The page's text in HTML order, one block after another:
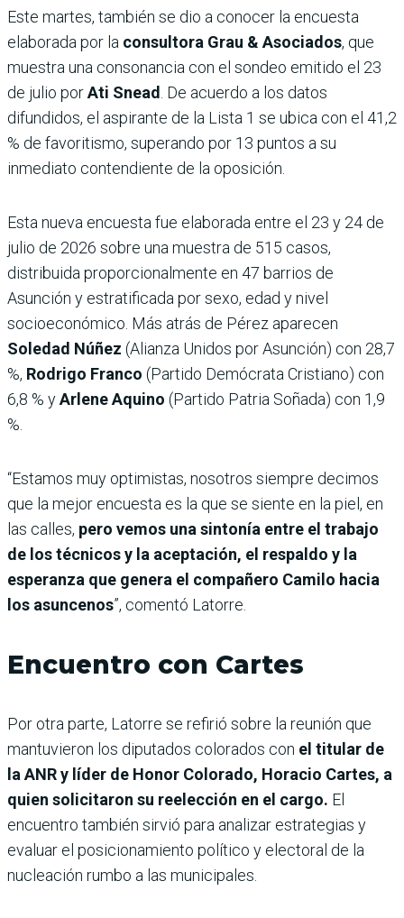
Este martes, también se dio a conocer la encuesta
elaborada por la consultora Grau & Asociados, que
muestra una consonancia con el sondeo emitido el 23
de julio porAti Snead . De acuerdo a los datos
difundidos, el aspirante de la Lista 1 se ubica con el 41,2
% de favoritismo, superando por 13 puntos a su
inmediato contendiente de la oposición.
Esta nueva encuesta fue elaborada entre el 23 y 24 de
julio de 2026 sobre una muestra de 515 casos,
distribuida proporcionalmente en 47 barrios de
Asunción y estratificada por sexo, edad y nivel
socioeconómico. Más atrás de Pérez aparecen
Soledad Núñez (Alianza Unidos por Asunción) con 28,7
%, Rodrigo Franco (Partido Demócrata Cristiano) con
6,8 % yArlene Aquino (Partido Patria Soñada) con 1,9
%.
“Estamos muy optimistas, nosotros siempre decimos
que la mejor encuesta es la que se siente en la piel, en
las calles, pero vemos una sintonía entre el trabajo
de los técnicos y la aceptación, el respaldo y la
esperanza que genera el compañero Camilo hacia
los asuncenos”, comentó Latorre.
Encuentro con Cartes
Por otra parte, Latorre se refirió sobre la reunión que
mantuvieron los diputados colorados con el titular de
la ANR y líder de Honor Colorado, Horacio Cartes, a
quien solicitaron su reelección en el cargo. El
encuentro también sirvió para analizar estrategias y
evaluar el posicionamiento político y electoral de la
nucleación rumbo a las municipales.